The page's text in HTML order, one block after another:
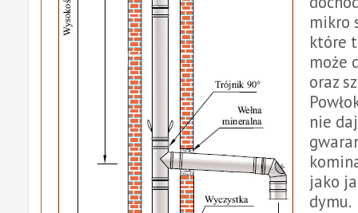
mikro
które
może
oraz
nie
jako
dymu.